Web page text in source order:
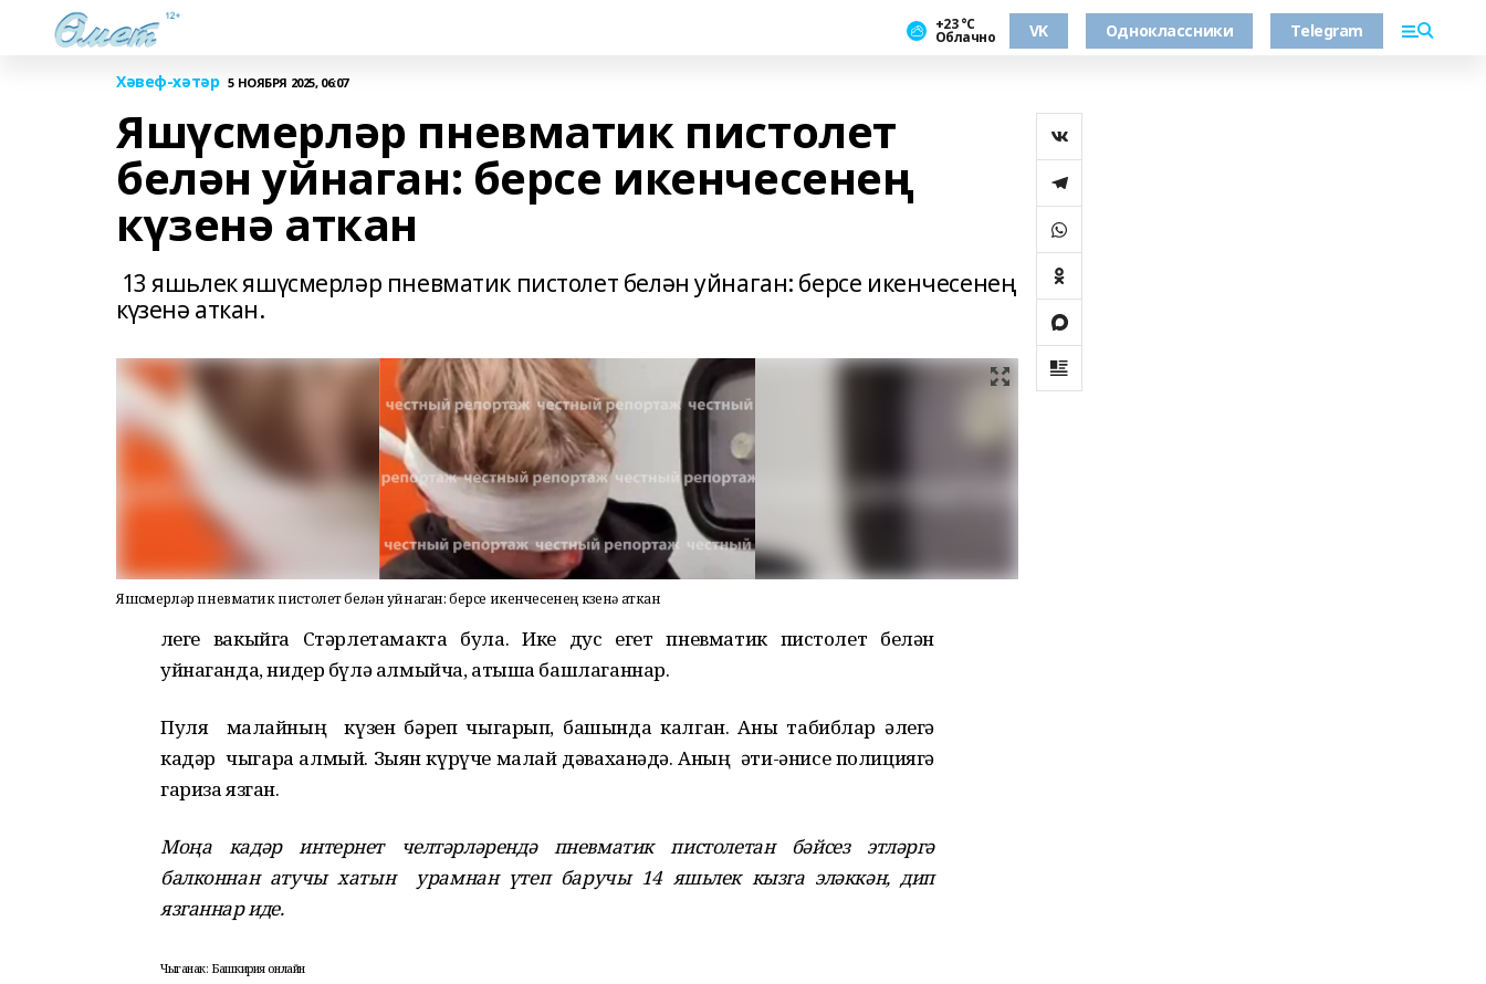
+23 °С
Облачно VK Одноклассники Telegram
Хәвеф-хәтәр 5 НОЯБРЯ 2025, 06:07
Яшүсмерләр пневматик пистолет
белән уйнаган: берсе икенчесенең
күзенә аткан
13 яшьлек яшүсмерләр пневматик пистолет белән уйнаган: берсе икенчесенең
күзенә аткан.
Яшүсмерләр пневматик пистолет белән уйнаган: берсе икенчесенең күзенә аткан
Әлеге вакыйга Стәрлетамакта була. Ике дус егет пневматик пистолет белән
уйнаганда, нидер бүлә алмыйча, атыша башлаганнар.
Пуля малайның күзен бәреп чыгарып, башында калган.Аны табиблар әлегә
кадәрчыгара алмый. Зыян күрүче малай дәваханәдә. Аның әти-әнисе полициягә
гариза язган.
Моңа кадәр интернет челтәрләрендә пневматик пистолетан бәйсез этләргә
балконнан атучы хатын урамнан үтеп баручы 14 яшьлек кызга эләккән, дип
язганнар иде.
Чыганак: Башкирия онлайн